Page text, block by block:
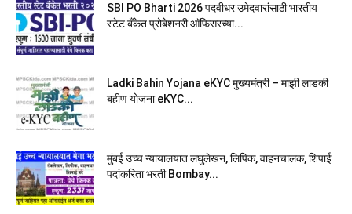
SBI PO Bharti 2026 पदवीधर उमेदवारांसाठी भारतीय
स्टेट बँकेत प्रोबेशनरी आ‍ॅफिसरच्या...
Ladki Bahin Yojana eKYC मुख्यमंत्री – माझी लाडकी
बहीण योजना eKYC...
मुंबई उच्च न्यायालयात लघुलेखन, लिपिक, वाहनचालक, शिपाई
पदांकरिता भरती Bombay...